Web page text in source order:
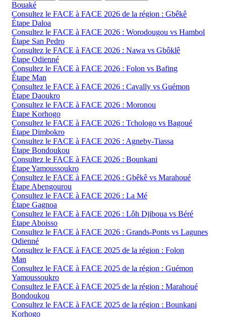
Bouaké
Consultez le FACE à FACE 2026 de la région : Gbêkê
Étape Daloa
Consultez le FACE à FACE 2026 : Worodougou vs Hambol
Étape San Pedro
Consultez le FACE à FACE 2026 : Nawa vs Gbôklê
Étape Odienné
Consultez le FACE à FACE 2026 : Folon vs Bafing
Étape Man
Consultez le FACE à FACE 2026 : Cavally vs Guémon
Étape Daoukro
Consultez le FACE à FACE 2026 : Moronou
Étape Korhogo
Consultez le FACE à FACE 2026 : Tchologo vs Bagoué
Étape Dimbokro
Consultez le FACE à FACE 2026 : Agneby-Tiassa
Étape Bondoukou
Consultez le FACE à FACE 2026 : Bounkani
Étape Yamoussoukro
Consultez le FACE à FACE 2026 : Gbêkê vs Marahoué
Étape Abengourou
Consultez le FACE à FACE 2026 : La Mé
Étape Gagnoa
Consultez le FACE à FACE 2026 : Lôh Djiboua vs Béré
Étape Aboisso
Consultez le FACE à FACE 2026 : Grands-Ponts vs Lagunes
Odienné
Consultez le FACE à FACE 2025 de la région : Folon
Man
Consultez le FACE à FACE 2025 de la région : Guémon
Yamoussoukro
Consultez le FACE à FACE 2025 de la région : Marahoué
Bondoukou
Consultez le FACE à FACE 2025 de la région : Bounkani
Korhogo